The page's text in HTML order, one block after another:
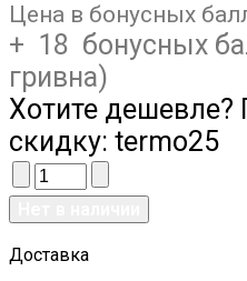
Цена в бонусных
+ 18 бонусных
гривна)
Хотите
скидку: termo25
Доставка